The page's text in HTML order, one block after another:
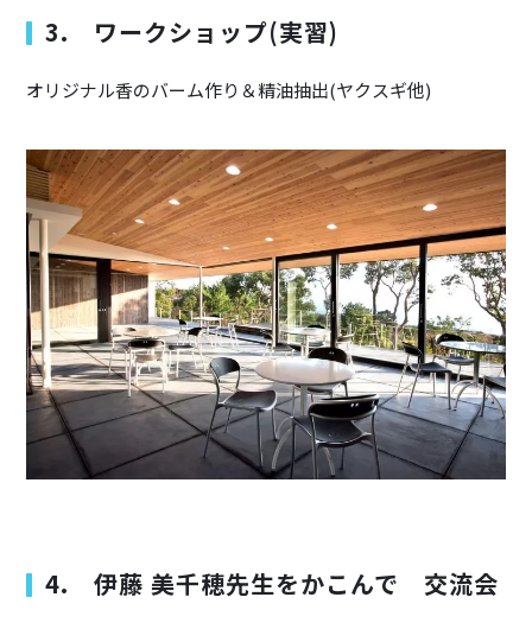
3. ワークショップ(実習)
オリジナル香のバーム作り＆精油抽出(ヤクスギ他)
4. 伊藤 美千穂先生をかこんで 交流会